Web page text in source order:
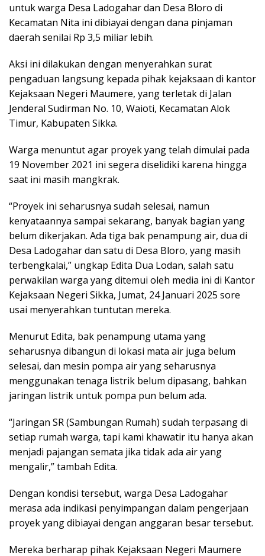
untuk warga Desa Ladogahar dan Desa Bloro di
Kecamatan Nita ini dibiayai dengan dana pinjaman
daerah senilai Rp 3,5 miliar lebih.
Aksi ini dilakukan dengan menyerahkan surat
pengaduan langsung kepada pihak kejaksaan di kantor
Kejaksaan Negeri Maumere, yang terletak di Jalan
Jenderal Sudirman No. 10, Waioti, Kecamatan Alok
Timur, Kabupaten Sikka.
Warga menuntut agar proyek yang telah dimulai pada
19 November 2021 ini segera diselidiki karena hingga
saat ini masih mangkrak.
“Proyek ini seharusnya sudah selesai, namun
kenyataannya sampai sekarang, banyak bagian yang
belum dikerjakan. Ada tiga bak penampung air, dua di
Desa Ladogahar dan satu di Desa Bloro, yang masih
terbengkalai,” ungkap Edita Dua Lodan, salah satu
perwakilan warga yang ditemui oleh media ini di Kantor
Kejaksaan Negeri Sikka, Jumat, 24 Januari 2025 sore
usai menyerahkan tuntutan mereka.
Menurut Edita, bak penampung utama yang
seharusnya dibangun di lokasi mata air juga belum
selesai, dan mesin pompa air yang seharusnya
menggunakan tenaga listrik belum dipasang, bahkan
jaringan listrik untuk pompa pun belum ada.
“Jaringan SR (Sambungan Rumah) sudah terpasang di
setiap rumah warga, tapi kami khawatir itu hanya akan
menjadi pajangan semata jika tidak ada air yang
mengalir,” tambah Edita.
Dengan kondisi tersebut, warga Desa Ladogahar
merasa ada indikasi penyimpangan dalam pengerjaan
proyek yang dibiayai dengan anggaran besar tersebut.
Mereka berharap pihak Kejaksaan Negeri Maumere